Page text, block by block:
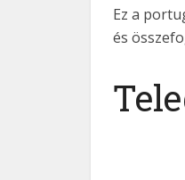
Ez a
és